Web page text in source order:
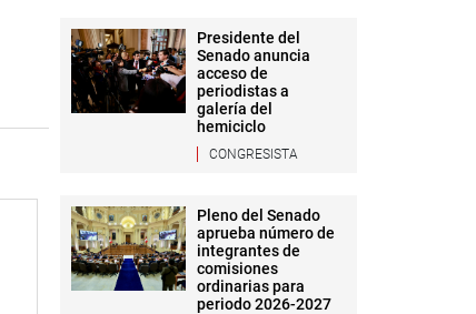
Presidente del
Senado anuncia
acceso de
periodistas a
galería del
hemiciclo
CONGRESISTA
Pleno del Senado
aprueba número de
integrantes de
comisiones
ordinarias para
periodo 2026-2027